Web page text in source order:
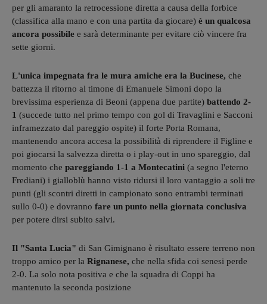
per gli amaranto la retrocessione diretta a causa della forbice
(classifica alla mano e con una partita da giocare) è un qualcosa
ancora possibile e sarà determinante per evitare ciò vincere fra
sette giorni.
L'unica impegnata fra le mura amiche era la Bucinese, che
battezza il ritorno al timone di Emanuele Simoni dopo la
brevissima esperienza di Beoni (appena due partite) battendo 2-
1 (succede tutto nel primo tempo con gol di Travaglini e Sacconi
inframezzato dal pareggio ospite) il forte Porta Romana,
mantenendo ancora accesa la possibilità di riprendere il Figline e
poi giocarsi la salvezza diretta o i play-out in uno spareggio, dal
momento che pareggiando 1-1 a Montecatini (a segno l'eterno
Frediani) i gialloblù hanno visto ridursi il loro vantaggio a soli tre
punti (gli scontri diretti in campionato sono entrambi terminati
sullo 0-0) e dovranno fare un punto nella giornata conclusiva
per potere dirsi subito salvi.
Il "Santa Lucia" di San Gimignano è risultato essere terreno non
troppo amico per la Rignanese, che nella sfida coi senesi perde
2-0. La solo nota positiva e che la squadra di Coppi ha
mantenuto la seconda posizione